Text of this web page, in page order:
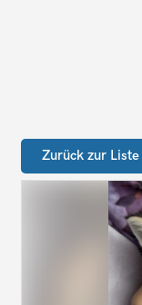
Zurück zur Liste